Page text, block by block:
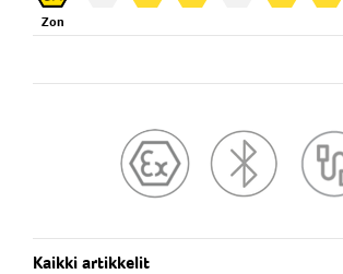
Zon
Kaikki artikkelit